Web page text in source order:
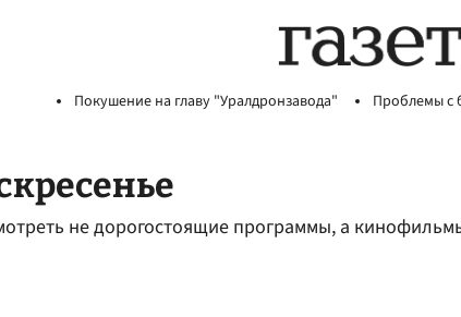
Покушение на главу "Уралдронзавода" Проблемы с
не дорогостоящие программы, а